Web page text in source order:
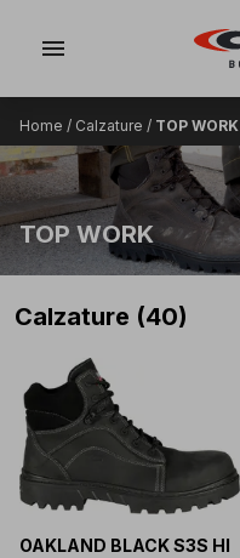
menu
Home / Calzature / TOP WORK
TOP WORK
Calzature (40)
OAKLAND BLACK S3S HI